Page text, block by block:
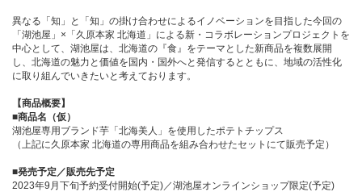
異なる「知」と「知」の掛け合わせによるイノベーションを目指した今回の
「湖池屋」×「久原本家 北海道」による新・コラボレーションプロジェクトを
中心として、湖池屋は、北海道の『食』をテーマとした新商品を複数展開
し、北海道の魅力と価値を国内・国外へと発信するとともに、地域の活性化
に取り組んでいきたいと考えております。
【商品概要】
■商品名（仮）
湖池屋専用ブランド芋「北海美人」を使用したポテトチップス
（上記に久原本家 北海道の専用商品を組み合わせたセットにて販売予定）
■発売予定／販売先予定
2023年9月下旬予約受付開始(予定)／湖池屋オンラインショップ限定(予定)